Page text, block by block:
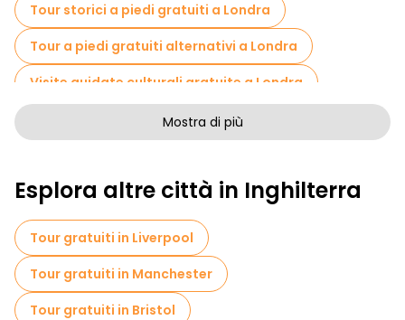
Tour storici a piedi gratuiti a Londra
Tour a piedi gratuiti alternativi a Londra
Visite guidate culturali gratuite a Londra
Tour a piedi senza arte a Londra
Pub Crawl tour a Londra
Attività sportive a Londra
Visite autoguidate in Londra
Giochi di fuga in Londra
Mostra di più
Esplora altre città in Inghilterra
Tour gratuiti in Liverpool
Tour gratuiti in Manchester
Tour gratuiti in Bristol